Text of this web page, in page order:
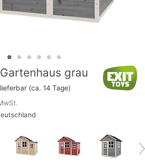
grau
(ca. 14 Tage)